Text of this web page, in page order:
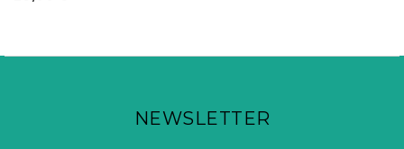
NEWSLETTER